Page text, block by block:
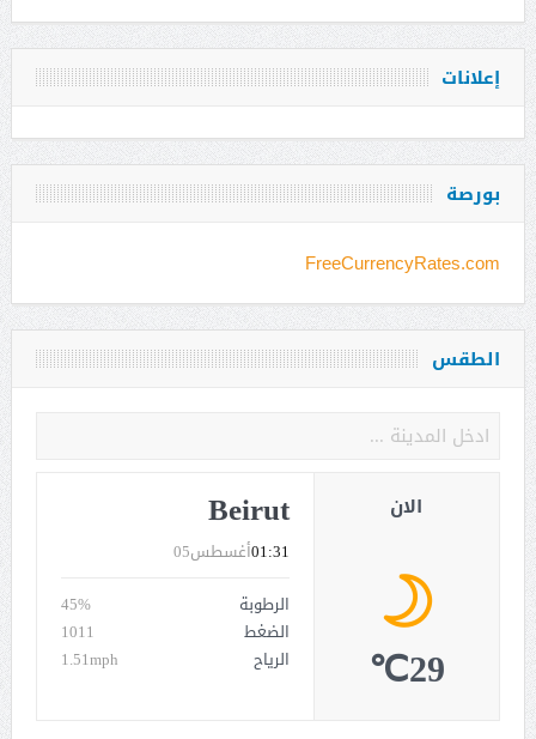
إعلانات
بورصة
FreeCurrencyRates.com
الطقس
Beirut
أغسطس0501:31
الرطوبة
45%
الضغط
1011
الرياح
1.51mph
الان
29℃